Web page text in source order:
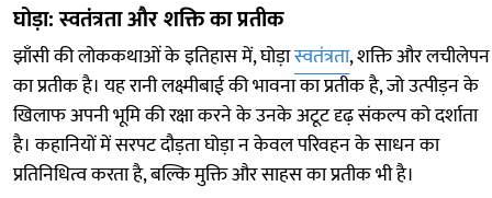
घोड़ा: स्वतंत्रता और शक्ति का प्रतीक
झाँसी की लोककथाओं के इतिहास में, घोड़ास्वतंत्रता, शक्ति और लचीलेपन
का प्रतीक है। यह रानी लक्ष्मीबाई की भावना का प्रतीक है, जो उत्पीड़न के
खिलाफ अपनी भूमि की रक्षा करने के उनके अटूट दृढ़ संकल्प को दर्शाता
है। कहानियों में सरपट दौड़ता घोड़ा न केवल परिवहन के साधन का
प्रतिनिधित्व करता है, बल्कि मुक्ति और साहस का प्रतीक भी है।